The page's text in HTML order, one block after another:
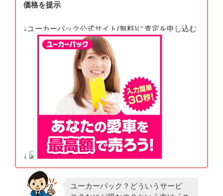
価格を提示
↓ユーカーパック公式サイト(無料)に査定を申し込む
↓
ユーカーパック？どういうサービ